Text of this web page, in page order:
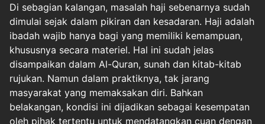
Di sebagian kalangan, masalah haji sebenarnya sudah
dimulai sejak dalam pikiran dan kesadaran. Haji adalah
ibadah wajib hanya bagi yang memiliki kemampuan,
khususnya secara materiel. Hal ini sudah jelas
disampaikan dalam Al-Quran, sunah dan kitab-kitab
rujukan. Namun dalam praktiknya, tak jarang
masyarakat yang memaksakan diri. Bahkan
belakangan, kondisi ini dijadikan sebagai kesempatan
oleh pihak tertentu untuk mendatangkan cuan dengan